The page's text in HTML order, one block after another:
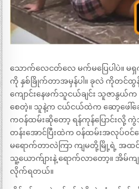
သောက်လေငတ်လေ မက်မပြေပါပဲ။ မ
ကို နှစ်ခြိုက်တာအမှန်ပါ။ ခုလဲ ကိုတင်ထွန်
ကျောင်းနေဖက်သူငယ်ချင်း သူဇာနွယ်
စေတဲ့။ သူနဲ့က ငယ်ငယ်ထဲက ဆော့ဖေါ်ဆ
ကဝန်ထမ်းဆိုတော့ ရန်ကုန်ပြောင်းလို့
တန်းအောင်ပြီးထဲက ဝန်ထမ်းအလုပ်ဝ
မရောက်တာလဲကြာ ကျမတို့မြို့ရဲ့ အထင်
သူ့ယောက်ျားနဲ့ ရောက်လာတော့။ အိမ်က
လိုက်ရတယ်။